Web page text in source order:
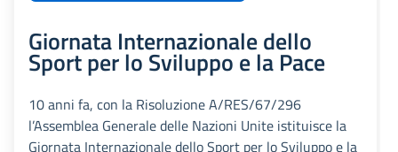
Giornata Internazionale dello
Sport per lo Sviluppo e la Pace
10 anni fa, con la Risoluzione A/RES/67/296
l’Assemblea Generale delle Nazioni Unite istituisce la
Giornata Internazionale dello Sport per lo Sviluppo e la